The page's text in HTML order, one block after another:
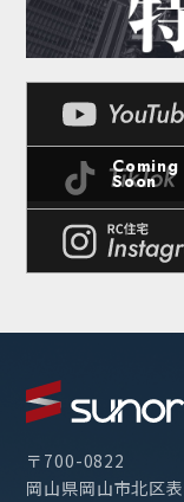
〒700-0822
岡山県岡山市北区